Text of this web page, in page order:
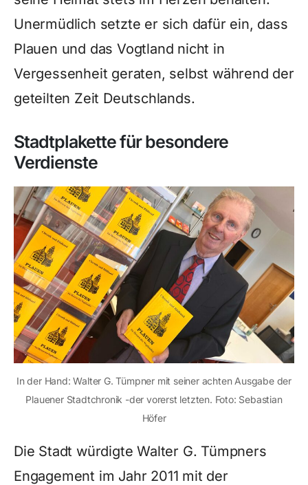
Unermüdlich setzte er sich dafür ein, dass
Plauen und das Vogtland nicht in
Vergessenheit geraten, selbst während der
geteilten Zeit Deutschlands.
Stadtplakette für besondere
Verdienste
In der Hand: Walter G. Tümpner mit seiner achten Ausgabe der
Plauener Stadtchronik -der vorerst letzten. Foto: Sebastian
Höfer
Die Stadt würdigte Walter G. Tümpners
Engagement im Jahr 2011 mit der